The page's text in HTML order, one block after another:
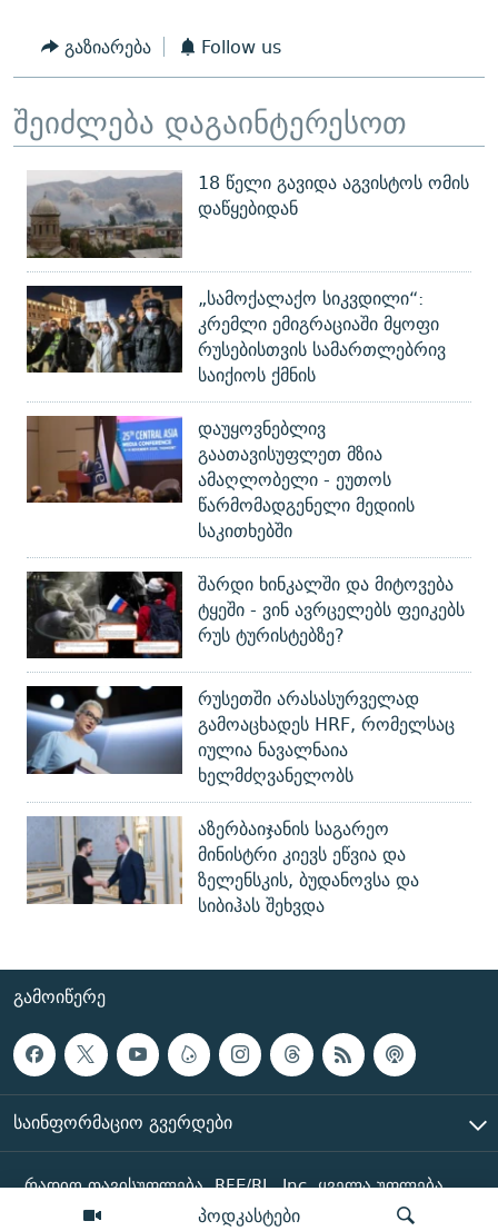
პოდკასტები
გაზიარება Follow us
შეიძლება დაგაინტერესოთ
18 წელი გავიდა აგვისტოს ომის
დაწყებიდან
„სამოქალაქო სიკვდილი“:
კრემლი ემიგრაციაში მყოფი
რუსებისთვის სამართლებრივ
საიქიოს ქმნის
დაუყოვნებლივ
გაათავისუფლეთ მზია
ამაღლობელი - ეუთოს
წარმომადგენელი მედიის
საკითხებში
შარდი ხინკალში და მიტოვება
ტყეში - ვინ ავრცელებს ფეიკებს
რუს ტურისტებზე?
რუსეთში არასასურველად
გამოაცხადეს HRF, რომელსაც
იულია ნავალნაია
ხელმძღვანელობს
აზერბაიჯანის საგარეო
მინისტრი კიევს ეწვია და
ზელენსკის, ბუდანოვსა და
სიბიჰას შეხვდა
ᲒᲐᲛᲝᲘᲬᲔᲠᲔ
ᲡᲐᲘᲜᲤᲝᲠᲛᲐᲪᲘᲝ ᲒᲕᲔᲠᲓᲔᲑᲘ
რადიო თავისუფლება, RFE/RL, Inc. ყველა უფლება
დაცულია